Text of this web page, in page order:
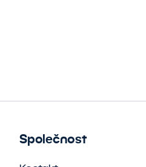
Společnost